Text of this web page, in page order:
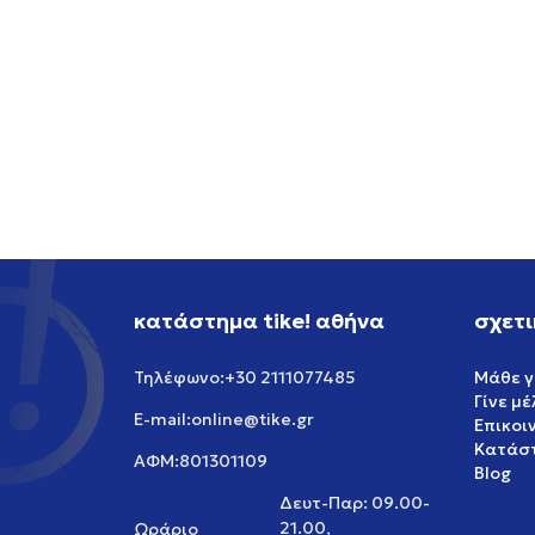
κατάστημα tike! αθήνα
Τηλέφωνο:+30 2111077485
E-mail:online@tike.gr
ΑΦΜ:801301109
Ωράριο
Δευτ-Παρ: 09.00-
21.00,
Μάθε
Γίνε
Blog